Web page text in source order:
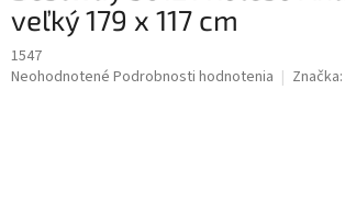
veľký 179 x 117 cm
1547
Priemerné
Neohodnotené Podrobnosti hodnotenia Značka: